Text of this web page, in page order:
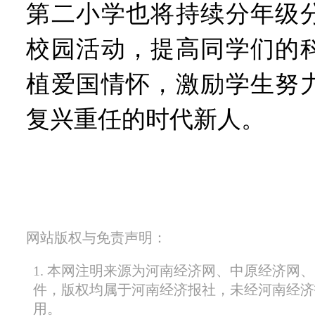
第二小学也将持续分年级
校园活动，提高同学们的
植爱国情怀，激励学生努
复兴重任的时代新人。
网站版权与免责声明：
1. 本网注明来源为河南经济网、中原经济网
件，版权均属于河南经济报社，未经河南经
用。